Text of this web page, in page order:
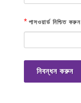
* পাসওয়ার্ড নিশ্চিত করুন
নিবন্ধন করুন